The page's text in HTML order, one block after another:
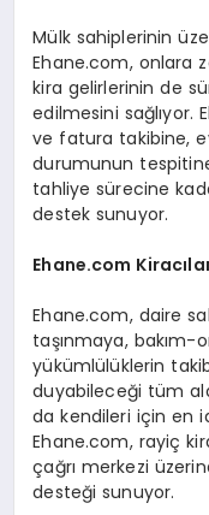
Mülk sahiplerinin
Ehane.com, onlara
kira gelirlerinin de
edilmesini sağlıyor.
ve fatura takibine,
durumunun
tahliye sürecine
destek sunuyor.
Ehane.com Kirac
Ehane.com, daire
taşınmaya, bakım-
yükümlülüklerin
duyabileceği tüm
da kendileri için en
Ehane.com, rayiç
çağrı merkezi
desteği sunuyor.